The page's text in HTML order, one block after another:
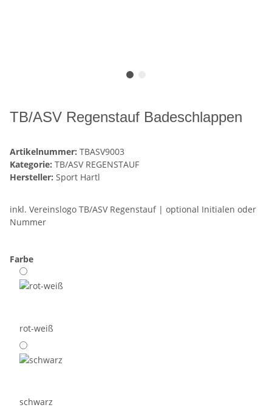
TB/ASV Regenstauf Badeschlappen
Artikelnummer: TBASV9003
Kategorie: TB/ASV REGENSTAUF
Hersteller: Sport Hartl
inkl. Vereinslogo TB/ASV Regenstauf | optional Initialen oder
Nummer
Farbe
rot-weiß
schwarz